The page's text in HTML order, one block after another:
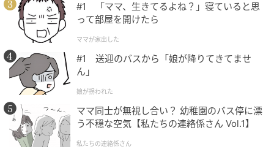
ベビーカレンダー
#1 「ママ、生きてるよね？」寝ていると思
って部屋を開けたら
ママが家出した
#1 送迎のバスから「娘が降りてきてませ
ん」
娘が拐われた
ママ同士が無視し合い？ 幼稚園のバス停に漂
う不穏な空気【私たちの連絡係さん Vol.1】
私たちの連絡係さん